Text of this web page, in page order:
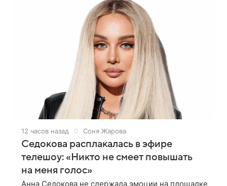
12 часов назад Соня Жарова
Седокова расплакалась в эфире
телешоу: «Никто не смеет повышать
на меня голос»
Анна Седокова не сдержала эмоции на площадке